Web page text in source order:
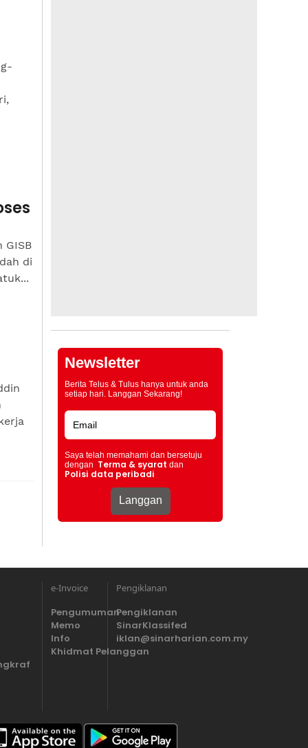
GISB
di
Newsletter
Berita Telus & Tulus hanya untuk anda
setiap hari. Langgan Sekarang!
Saya telah memahami dan bersetuju
dengan Terma & syarat dan
Polisi data peribadi
e-Invoice
Pengumuman
Memo
Info
Khidmat Pelanggan
Pengiklanan
Pengiklanan
SinarKlassifed
iklan@sinarharian.com.my